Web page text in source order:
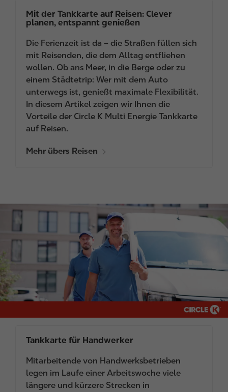
Mit der Tankkarte auf Reisen: Clever
planen, entspannt genießen
Die Ferienzeit ist da – die Straßen füllen sich
mit Reisenden, die dem Alltag entfliehen
wollen. Ob ans Meer, in die Berge oder zu
einem Städtetrip: Wer mit dem Auto
unterwegs ist, genießt maximale Flexibilität.
In diesem Artikel zeigen wir Ihnen die
Vorteile der Circle K Multi Energie Tankkarte
auf Reisen.
Mehr übers Reisen
e
Tankkarte für Handwerker
Mitarbeitende von Handwerksbetrieben
legen im Laufe einer Arbeitswoche viele
längere und kürzere Strecken in